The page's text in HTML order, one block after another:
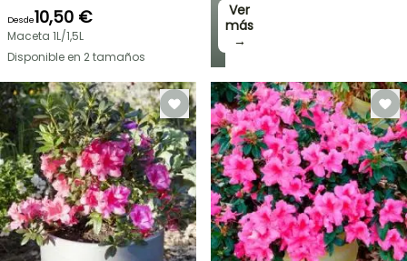
Ver
más
→
Desde10,50 €
Maceta 1L/1,5L
Disponible en 2 tamaños